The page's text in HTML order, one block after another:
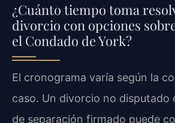
¿Cuánto tiempo toma
divorcio con opciones
el Condado de York?
El cronograma varía según la
caso. Un divorcio no disputado
de separación firmado puede